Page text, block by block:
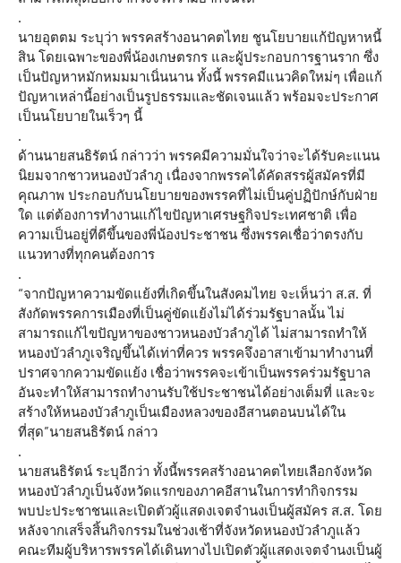
.
นายอุตตม ระบุว่า พรรคสร้างอนาคตไทย ชูนโยบายแก้ปัญหาหนี้
สิน โดยเฉพาะของพี่น้องเกษตรกร และผู้ประกอบการฐานราก ซึ่ง
เป็นปัญหาหมักหมมมาเนิ่นนาน ทั้งนี้ พรรคมีแนวคิดใหม่ๆ เพื่อแก้
ปัญหาเหล่านี้อย่างเป็นรูปธรรมและชัดเจนแล้ว พร้อมจะประกาศ
เป็นนโยบายในเร็วๆ นี้
.
ด้านนายสนธิรัตน์ กล่าวว่า พรรคมีความมั่นใจว่าจะได้รับคะแนน
นิยมจากชาวหนองบัวลำภู เนื่องจากพรรคได้คัดสรรผู้สมัครที่มี
คุณภาพ ประกอบกับนโยบายของพรรคที่ไม่เป็นคู่ปฏิปักษ์กับฝ่าย
ใด แต่ต้องการทำงานแก้ไขปัญหาเศรษฐกิจประเทศชาติ เพื่อ
ความเป็นอยู่ที่ดีขึ้นของพี่น้องประชาชน ซึ่งพรรคเชื่อว่าตรงกับ
แนวทางที่ทุกคนต้องการ
.
“จากปัญหาความขัดแย้งที่เกิดขึ้นในสังคมไทย จะเห็นว่า ส.ส. ที่
สังกัดพรรคการเมืองที่เป็นคู่ขัดแย้งไม่ได้ร่วมรัฐบาลนั้น ไม่
สามารถแก้ไขปัญหาของชาวหนองบัวลำภูได้ ไม่สามารถทำให้
หนองบัวลำภูเจริญขึ้นได้เท่าที่ควร พรรคจึงอาสาเข้ามาทำงานที่
ปราศจากความขัดแย้ง เชื่อว่าพรรคจะเข้าเป็นพรรคร่วมรัฐบาล
อันจะทำให้สามารถทำงานรับใช้ประชาชนได้อย่างเต็มที่ และจะ
สร้างให้หนองบัวลำภูเป็นเมืองหลวงของอีสานตอนบนได้ใน
ที่สุด”นายสนธิรัตน์ กล่าว
.
นายสนธิรัตน์ ระบุอีกว่า ทั้งนี้พรรคสร้างอนาคตไทยเลือกจังหวัด
หนองบัวลำภูเป็นจังหวัดแรกของภาคอีสานในการทำกิจกรรม
พบปะประชาชนและเปิดตัวผู้แสดงเจตจำนงเป็นผู้สมัคร ส.ส. โดย
หลังจากเสร็จสิ้นกิจกรรมในช่วงเช้าที่จังหวัดหนองบัวลำภูแล้ว
คณะทีมผู้บริหารพรรคได้เดินทางไปเปิดตัวผู้แสดงเจตจำนงเป็นผู้